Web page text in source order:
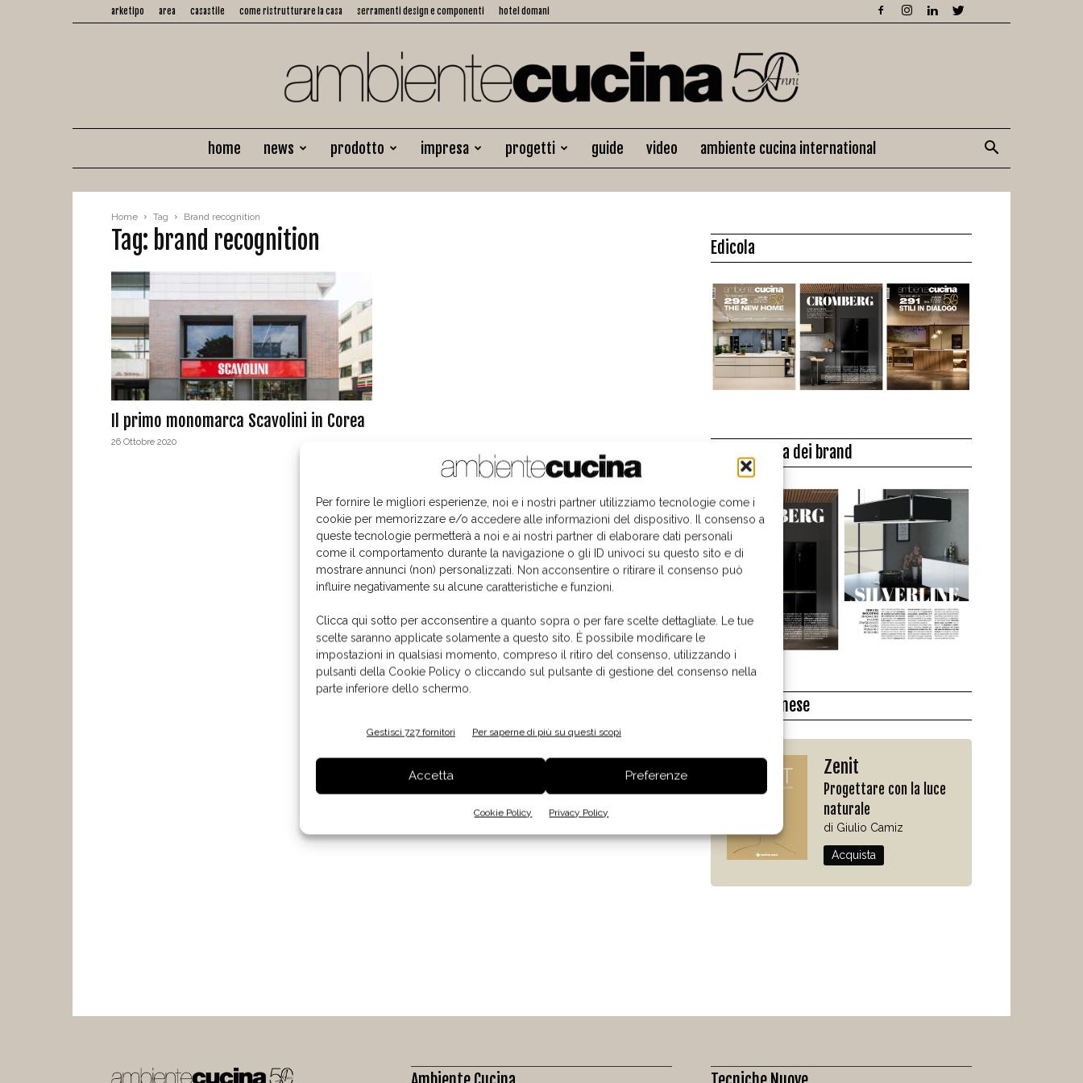
Per fornire le migliori esperienze, noi e i nostri partner utilizziamo tecnologie come i
cookie per memorizzare e/o accedere alle informazioni del dispositivo. Il consenso a
queste tecnologie permetterà a noi e ai nostri partner di elaborare dati personali
come il comportamento durante la navigazione o gli ID univoci su questo sito e di
mostrare annunci (non) personalizzati. Non acconsentire o ritirare il consenso può
influire negativamente su alcune caratteristiche e funzioni.
Clicca qui sotto per acconsentire a quanto sopra o per fare scelte dettagliate. Le tue
scelte saranno applicate solamente a questo sito. È possibile modificare le
impostazioni in qualsiasi momento, compreso il ritiro del consenso, utilizzando i
pulsanti della Cookie Policy o cliccando sul pulsante di gestione del consenso nella
parte inferiore dello schermo.
Gestisci 727 fornitori Per saperne di più su questi scopi
Accetta Preferenze
Cookie Policy Privacy Policy
arketipo area casastile come ristrutturare la casa serramenti design e componenti hotel domani
Ambiente
home news prodotto impresa progetti guide video ambiente cucina international
Home Tag Brand recognition
Tag: brand recognition
Il primo monomarca Scavolini in Corea
26 Ottobre 2020
Edicola
La biblioteca dei brand
Il libro del mese
Zenit
Progettare con la luce
naturale
di Giulio Camiz
Acquista